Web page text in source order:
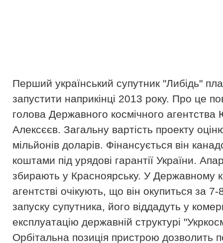
Перший український супутник "Либідь"
запустити наприкінці 2013 року. Про це
голова Державного космічного агентства
Алексєєв. Загальну вартість проекту
мільйонів доларів. Фінансується він
коштами під урядові гарантії України.
збирають у Красноярську. У Державному
агентстві очікують, що він окупиться за 7-
запуску супутника, його віддадуть у
експлуатацію державній структурі
Орбітальна позиція пристрою дозволить